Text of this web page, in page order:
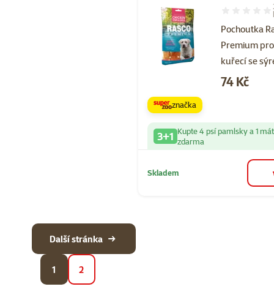
Pochoutka
Premium
kuřecí se
Hodnocení
Cena
74 Kč
značka
3+1 Kupte 4 psí pamlsky a 1
zdarma
Skladem
1 2
Další stránka